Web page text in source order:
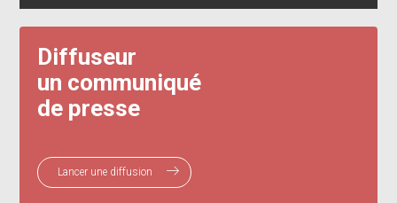
Diffuseur
un communiqué
de presse
Lancer une diffusion